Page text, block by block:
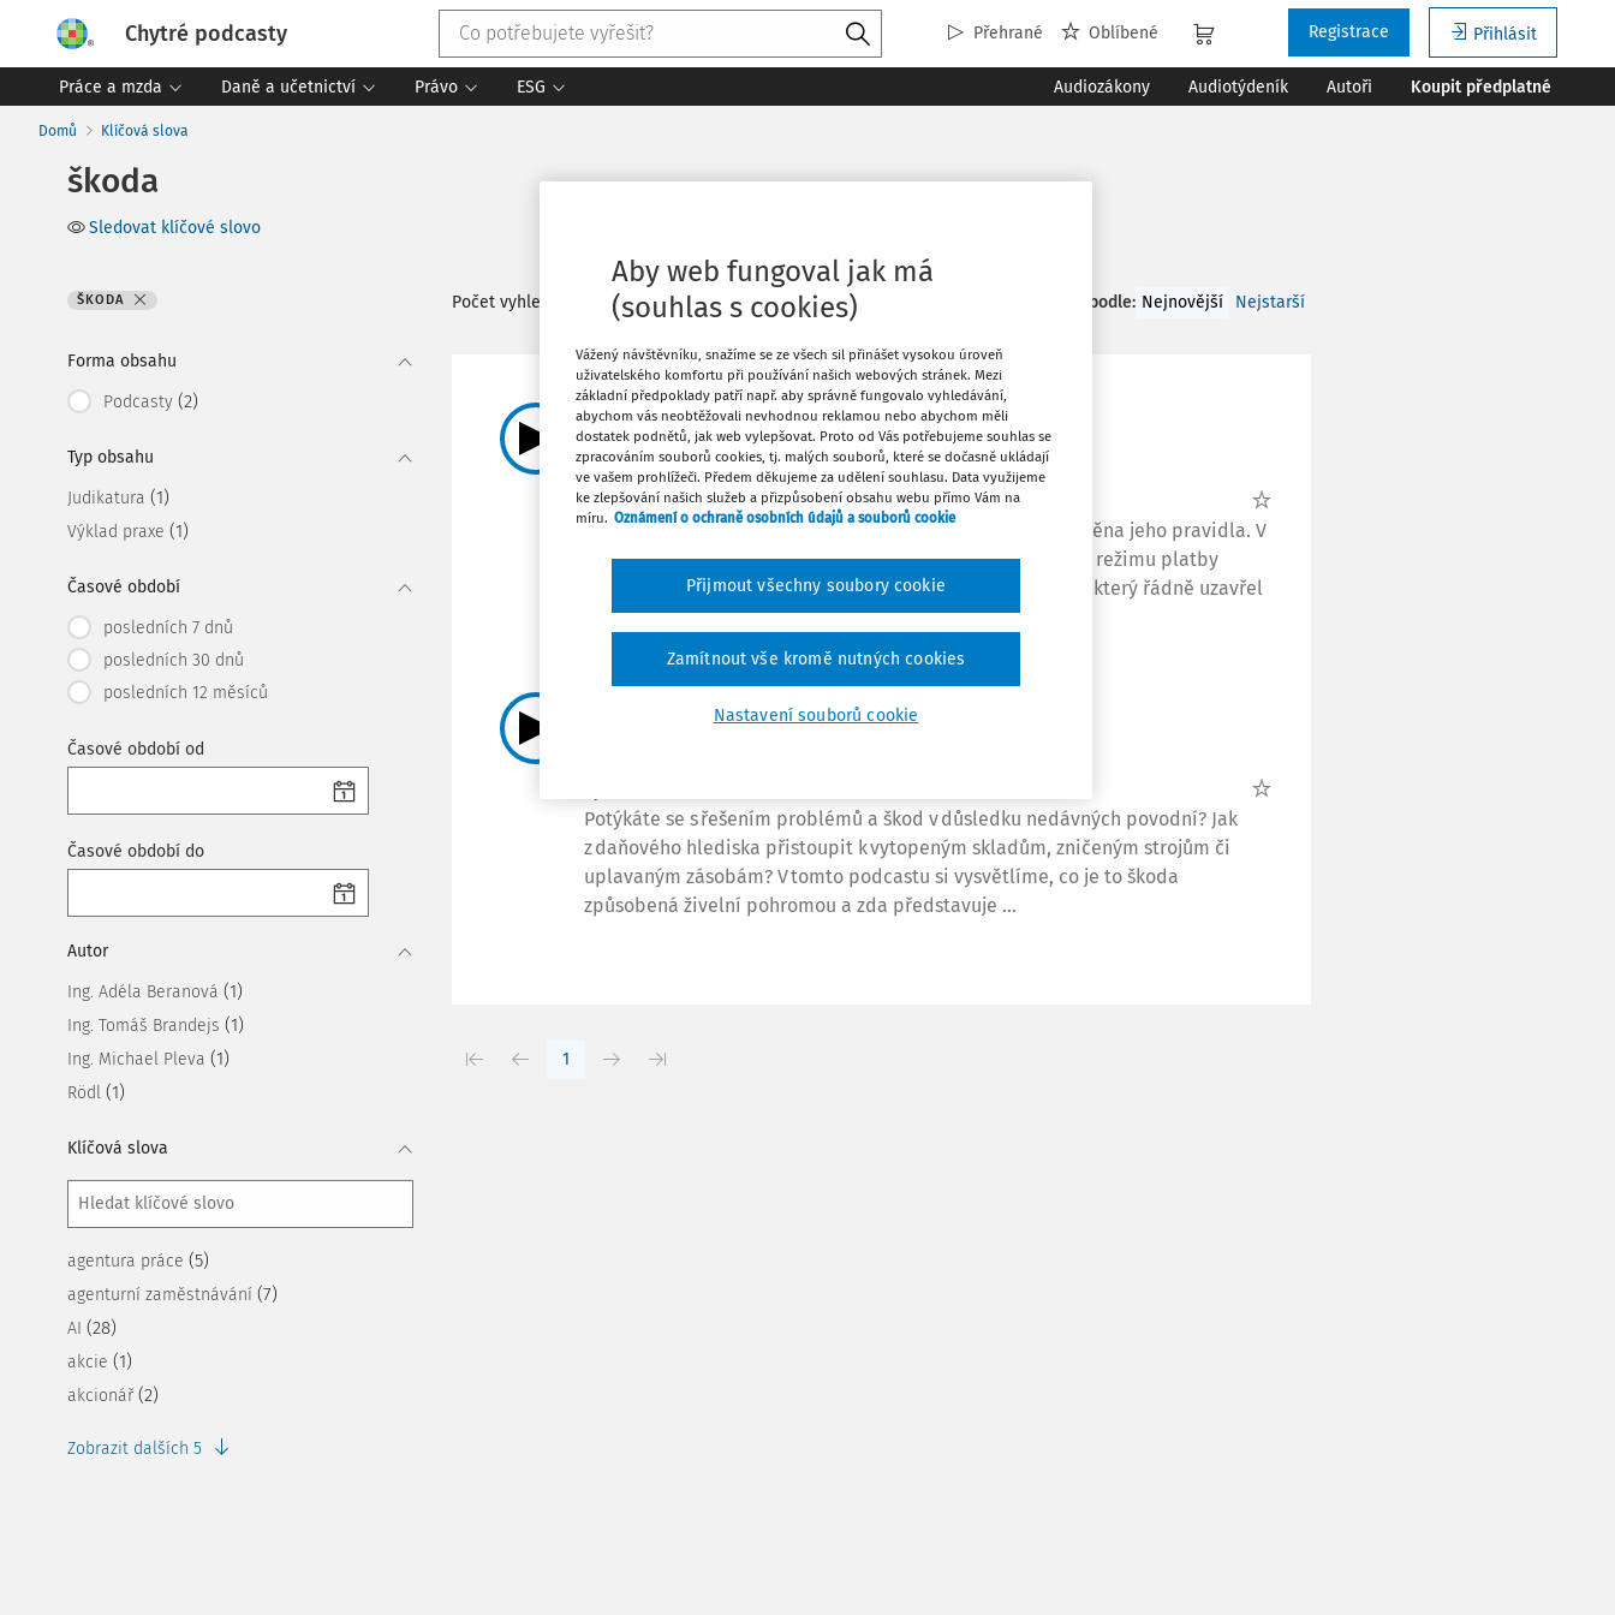
Chytré podcasty Přehrané Oblíbené Přihlásit
Registrace
Práce a mzda Daně a učetnictví Právo ESG Audiozákony Audiotýdeník Autoři Koupit předplatné
Domů Klíčová slova
škoda
Sledovat klíčové slovo
ŠKODA
Forma obsahu
Podcasty (2)
Typ obsahu
Judikatura (1)
Výklad praxe (1)
Časové období
posledních 7 dnů
posledních 30 dnů
posledních 12 měsíců
Časové období od
Časové období do
Autor
Ing. Adéla Beranová (1)
Ing. Tomáš Brandejs (1)
Ing. Michael Pleva (1)
Rödl (1)
Klíčová slova
agentura práce (5)
agenturní zaměstnávání (7)
AI (28)
akcie (1)
akcionář (2)
Zobrazit dalších 5
Počet vyhledaných dokumentů: 2 Řadit podle: Nejnovější Nejstarší
JUDIKATURA
Kompenzace škody a DPH
Ing. Tomáš Brandejs
Vydáno:25. 2. 2025Délka:07:58
Jednou z jistot systému DPH je to, že nikdy nebudou vyjasněna jeho pravidla. V
rámci případu C‑622/23 se Soudní dvůr měl vyjádřit k DPH režimu platby
hrazené jako kompenzace v důsledku jednání odběratele, který řádně uzavřel
smlouvu, ale nakonec ji ...
VÝKLAD PRAXE
Daňové řešení škod v důsledku povodní
Potýkáte se s řešením problémů a škod v důsledku nedávných povodní? Jak
z daňového hlediska přistoupit k vytopeným skladům, zničeným strojům či
uplavaným zásobám? V tomto podcastu si vysvětlíme, co je to škoda
způsobená živelní pohromou a zda představuje ...
1
Aby web fungoval jak má
(souhlas s cookies)
Vážený návštěvníku, snažíme se ze všech sil přinášet vysokou úroveň
uživatelského komfortu při používání našich webových stránek. Mezi
základní předpoklady patří např. aby správně fungovalo vyhledávání,
abychom vás neobtěžovali nevhodnou reklamou nebo abychom měli
dostatek podnětů, jak web vylepšovat. Proto od Vás potřebujeme souhlas se
zpracováním souborů cookies, tj. malých souborů, které se dočasně ukládají
ve vašem prohlížeči. Předem děkujeme za udělení souhlasu. Data využijeme
ke zlepšování našich služeb a přizpůsobení obsahu webu přímo Vám na
míru. Oznámení o ochraně osobních údajů a souborů cookie
Nastavení souborů cookie
Zamítnout vše kromě nutných cookies
Přijmout všechny soubory cookie